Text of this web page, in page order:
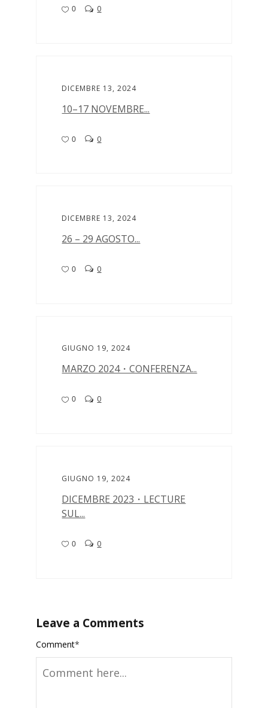
0 0
DICEMBRE 13, 2024
10–17 NOVEMBRE...
0 0
DICEMBRE 13, 2024
26 – 29 AGOSTO...
0 0
GIUGNO 19, 2024
MARZO 2024・CONFERENZA...
0 0
GIUGNO 19, 2024
DICEMBRE 2023・LECTURE
SUL...
0 0
Leave a Comments
Comment*